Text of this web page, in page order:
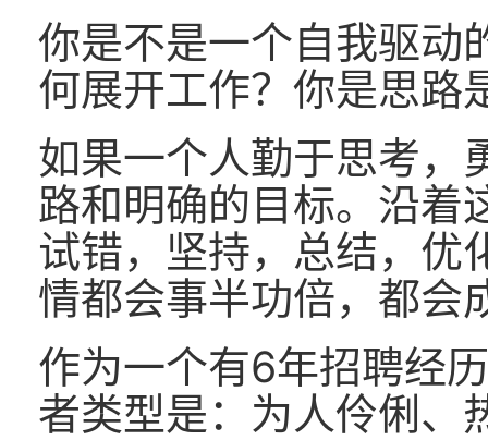
你是不是一个自我驱动
何展开工作？你是思路
如果一个人勤于思考，
路和明确的目标。沿着
试错，坚持，总结，优
情都会事半功倍，都会
作为一个有6年招聘经
者类型是：为人伶俐、